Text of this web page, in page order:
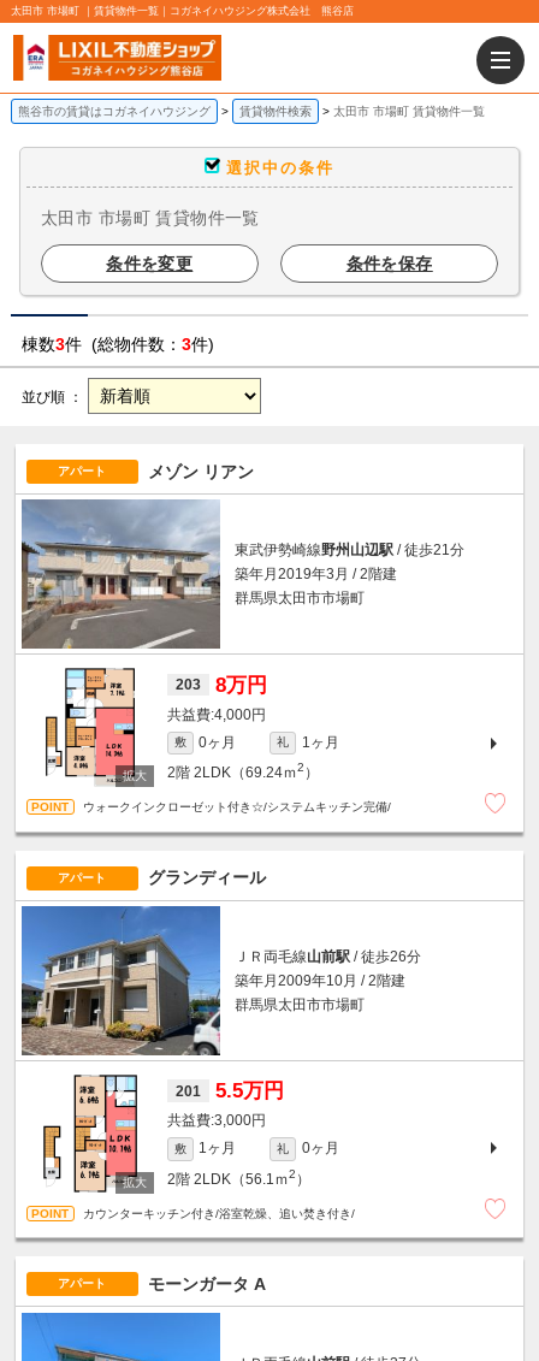
太田市 市場町 ｜賃貸物件一覧｜コガネイハウジング株式会社 熊谷店
熊谷市の賃貸はコガネイハウジング 賃貸物件検索 太田市 市場町 賃貸物件一覧
選択中の条件
太田市 市場町 賃貸物件一覧
条件を変更 条件を保存
棟数3件 (総物件数： 3件)
並び順 ：
アパート メゾン リアン
東武伊勢崎線野州山辺駅 / 徒歩21分
築年月2019年3月 / 2階建
群馬県太田市市場町
203 8万円
4,000円
敷 0ヶ月 礼
1ヶ月
2階 2LDK（69.24ｍ2 ）
ウォークインクローゼット付き☆/システムキッチン完備/
アパート グランディール
ＪＲ両毛線山前駅 / 徒歩26分
築年月2009年10月 / 2階建
群馬県太田市市場町
201 5.5万円
3,000円
敷 1ヶ月 礼
0ヶ月
2階 2LDK（56.1ｍ2 ）
カウンターキッチン付き/浴室乾燥、追い焚き付き/
アパート モーンガータ A